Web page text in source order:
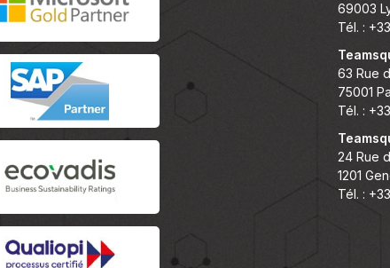
69003
Tél. :
63 Rue
75001
Tél. :
24 Rue
1201
Tél. :